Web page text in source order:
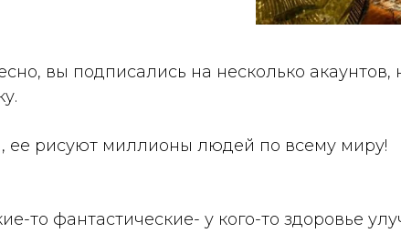
вы подписались на несколько акаунтов,
ее рисуют миллионы людей по всему миру!
то фантастические- у кого-то здоровье